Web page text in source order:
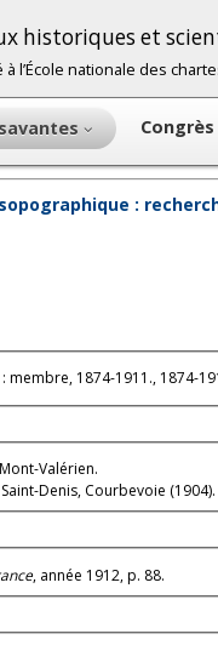
historiques et
l’École nationale des
:
: membre, 1874-1911., 1874-
Valérien.
Denis, Courbevoie (1904).
, année 1912, p. 88.